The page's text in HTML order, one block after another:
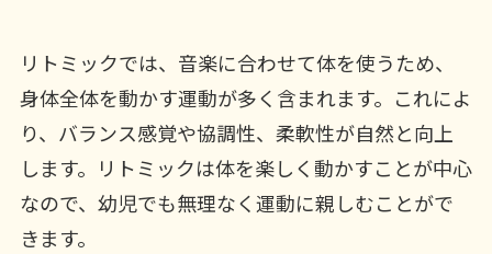
リトミックでは、音楽に合わせて体を使うため、
身体全体を動かす運動が多く含まれます。これによ
り、バランス感覚や協調性、柔軟性が自然と向上
します。リトミックは体を楽しく動かすことが中心
なので、幼児でも無理なく運動に親しむことがで
きます。